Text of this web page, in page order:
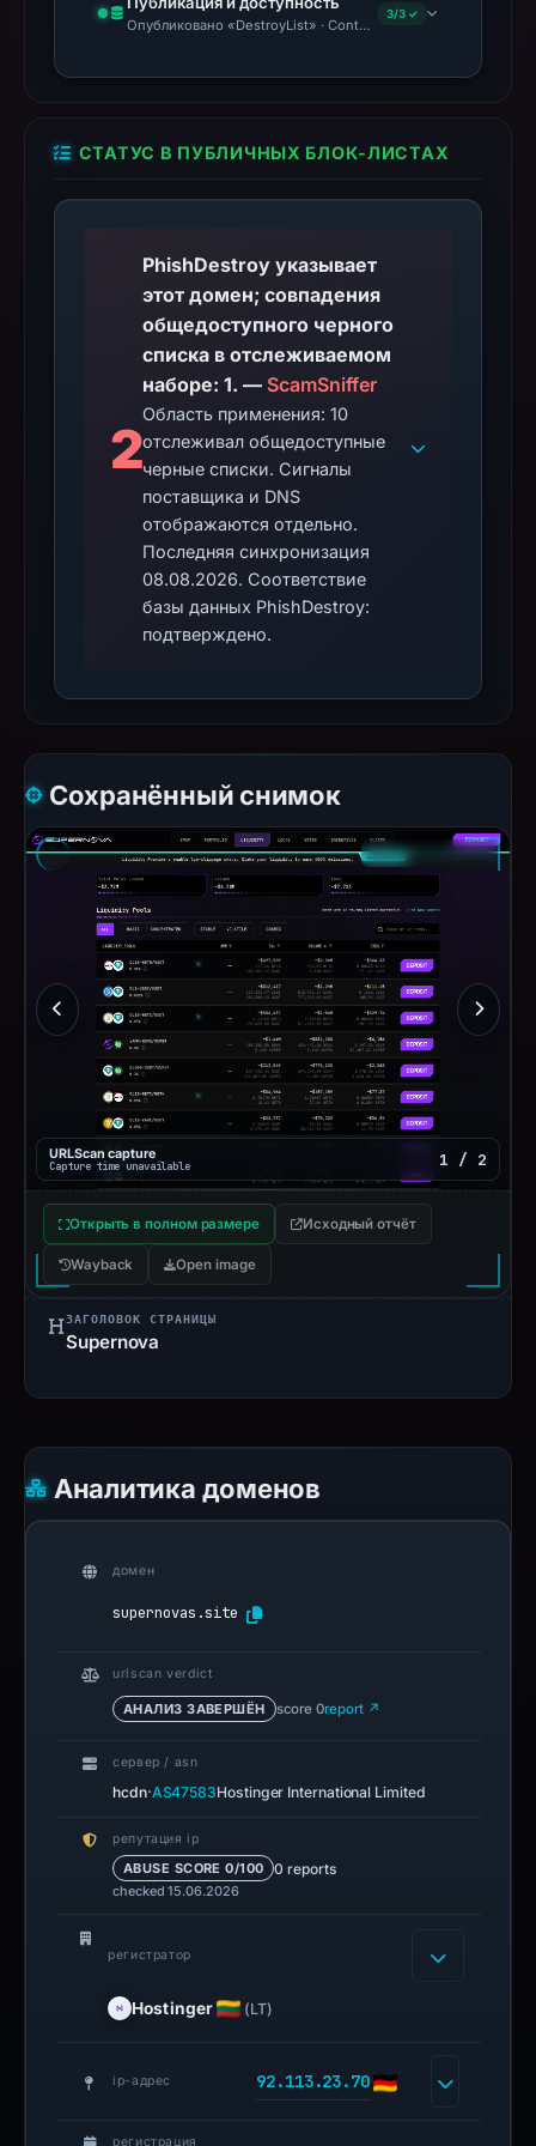
Опубликовано «DestroyList» · Content Observed Unavailable
3/3 ✓
СТАТУС В ПУБЛИЧНЫХ БЛОК-ЛИСТАХ
2
PhishDestroy указывает
этот домен; совпадения
общедоступного черного
списка в отслеживаемом
наборе: 1. — ScamSniffer
Область применения: 10
отслеживал общедоступные
черные списки. Сигналы
поставщика и DNS
отображаются отдельно.
Последняя синхронизация
08.08.2026. Соответствие
базы данных PhishDestroy:
подтверждено.
Сохранённый снимок
URLScan capture
Capture time unavailable 1 / 2
Открыть в полном размере Исходный отчёт
Wayback Open image
ЗАГОЛОВОК СТРАНИЦЫ
Supernova
Аналитика доменов
домен
supernovas.site
urlscan verdict
АНАЛИЗ ЗАВЕРШЁН score 0report ↗
сервер / asn
hcdn·AS47583Hostinger International Limited
репутация ip
ABUSE SCORE 0/100 0 reports
checked 15.06.2026
регистратор
Hostinger (LT)
ip-адрес 92.113.23.70
регистрация